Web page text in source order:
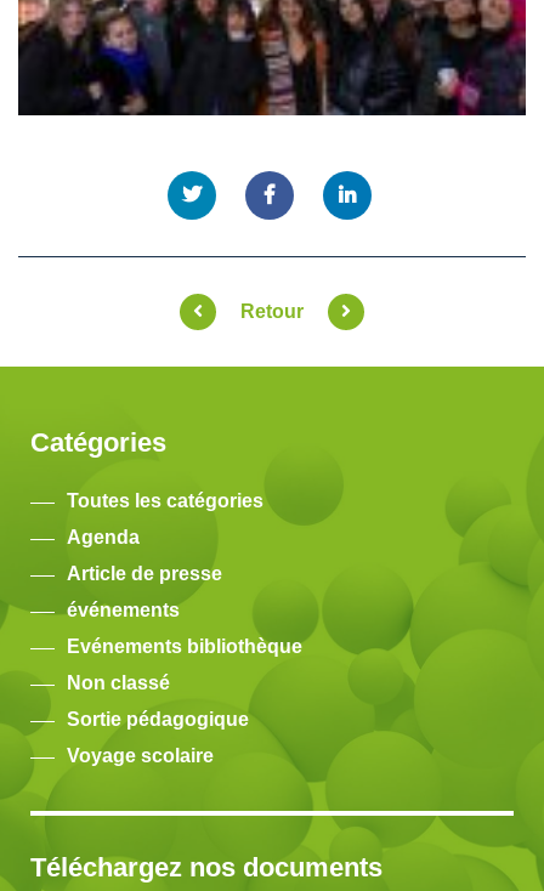
Retour
Catégories
Toutes les catégories
Agenda
Article de presse
événements
Evénements bibliothèque
Non classé
Sortie pédagogique
Voyage scolaire
Téléchargez nos documents